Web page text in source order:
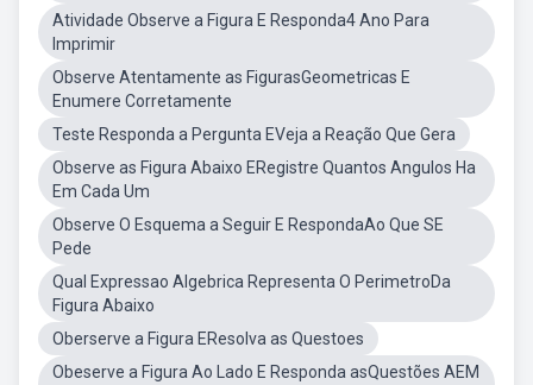
Atividade Observe a Figura E Responda4 Ano Para
Imprimir
Observe Atentamente as FigurasGeometricas E
Enumere Corretamente
Teste Responda a Pergunta EVeja a Reação Que Gera
Observe as Figura Abaixo ERegistre Quantos Angulos Ha
Em Cada Um
Observe O Esquema a Seguir E RespondaAo Que SE
Pede
Qual Expressao Algebrica Representa O PerimetroDa
Figura Abaixo
Oberserve a Figura EResolva as Questoes
Obeserve a Figura Ao Lado E Responda asQuestões AEM